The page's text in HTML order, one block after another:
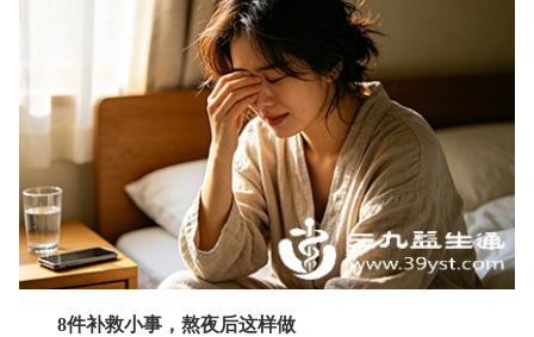
8件补救小事，熬夜后这样做